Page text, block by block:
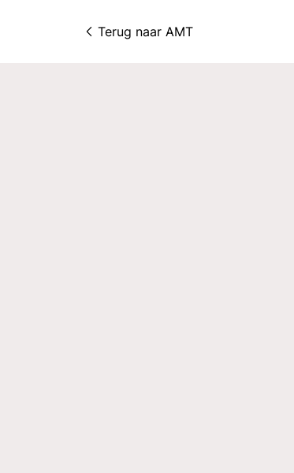
Terug naar AMT